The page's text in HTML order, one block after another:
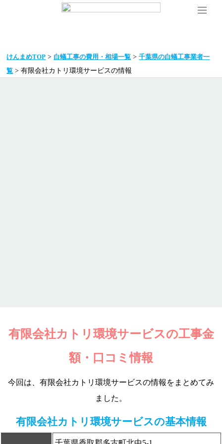
けんまめTOP > 白蟻工事の費用・相場一覧 >千葉県の白蟻工事業者一
覧 > 有限会社カトリ環境サービスの情報
有限会社カトリ環境サービスの工事金
額・口コミ情報
今回は、有限会社カトリ環境サービスの情報をまとめてみ
ました。
有限会社カトリ環境サービスの基本情報